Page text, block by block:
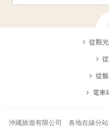
從觀
從
電車
沖繩旅遊有限公司 各地在線分